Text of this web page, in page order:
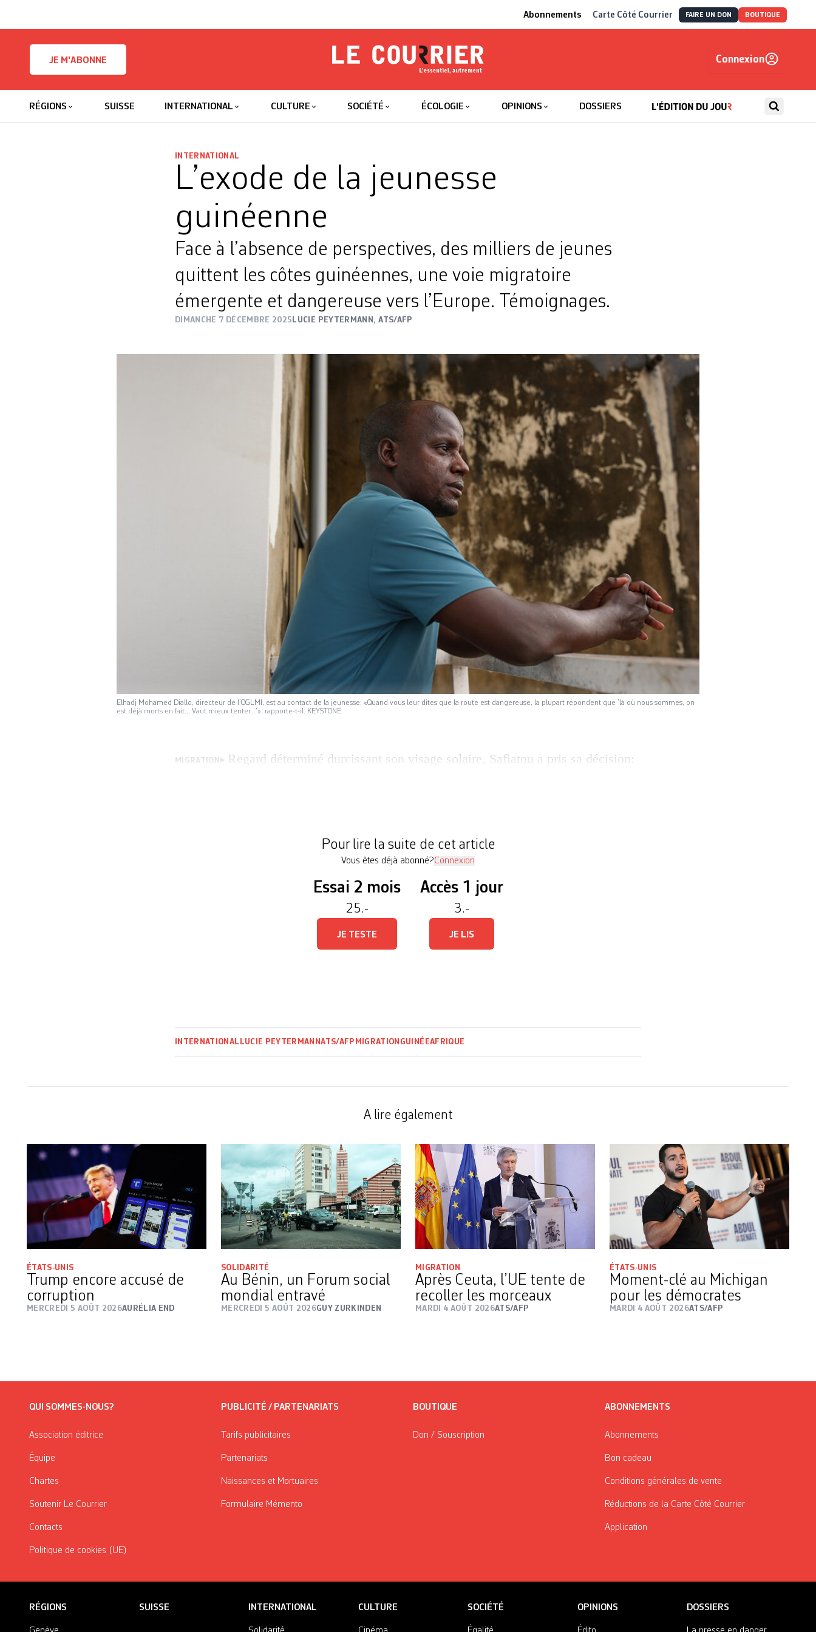
Abonnements Carte Côté Courrier FAIRE UN DON BOUTIQUE
JE M'ABONNE
Le Courrier
Connexion
RÉGIONS SUISSE INTERNATIONAL CULTURE SOCIÉTÉ ÉCOLOGIE OPINIONS DOSSIERS
INTERNATIONAL
L’exode de la jeunesse
guinéenne
Face à l’absence de perspectives, des milliers de jeunes
quittent les côtes guinéennes, une voie migratoire
émergente et dangereuse vers l’Europe. Témoignages.
DIMANCHE 7 DÉCEMBRE 2025 LUCIE PEYTERMANN , ATS/AFP
Elhadj Mohamed Diallo, directeur de l’OGLMI, est au contact de la jeunesse: «Quand vous leur dites que la route est dangereuse, la plupart répondent que ’là où nous sommes, on
est déjà morts en fait... Vaut mieux tenter...’», rapporte-t-il. KEYSTONE
MIGRATION
Regard déterminé durcissant son visage solaire, Safiatou a pris sa décision:
Pour lire la suite de cet article
Vous êtes déjà abonné?Connexion
Essai 2 mois
25.-
JE TESTE
Accès 1 jour
3.-
JE LIS
INTERNATIONAL LUCIE PEYTERMANNATS/AFP MIGRATION GUINÉEAFRIQUE
A lire également
ÉTATS-UNIS
Trump encore accusé de
corruption
MERCREDI 5 AOÛT 2026AURÉLIA END
SOLIDARITÉ
Au Bénin, un Forum social
mondial entravé
MERCREDI 5 AOÛT 2026GUY ZURKINDEN
MIGRATION
Après Ceuta, l’UE tente de
recoller les morceaux
MARDI 4 AOÛT 2026ATS/AFP
ÉTATS-UNIS
Moment-clé au Michigan
pour les démocrates
MARDI 4 AOÛT 2026ATS/AFP
QUI SOMMES-NOUS?
Association éditrice
Équipe
Chartes
Soutenir Le Courrier
Contacts
Politique de cookies (UE)
PUBLICITÉ / PARTENARIATS
Tarifs publicitaires
Partenariats
Naissances et Mortuaires
Formulaire Mémento
BOUTIQUE
Don / Souscription
ABONNEMENTS
Abonnements
Bon cadeau
Conditions générales de vente
Réductions de la Carte Côté Courrier
Application
RÉGIONS SUISSE INTERNATIONAL CULTURE SOCIÉTÉ OPINIONS DOSSIERS